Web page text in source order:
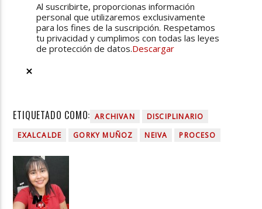
Al suscribirte, proporcionas información
personal que utilizaremos exclusivamente
para los fines de la suscripción. Respetamos
tu privacidad y cumplimos con todas las leyes
de protección de datos.Descargar
ETIQUETADO COMO: ARCHIVAN
DISCIPLINARIO
EXALCALDE
GORKY MUÑOZ NEIVA PROCESO